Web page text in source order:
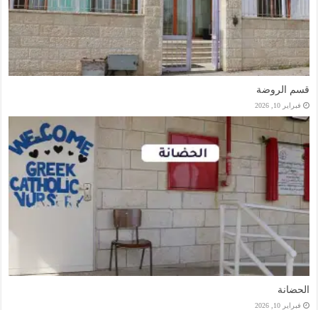
قسم الروضة
فبراير 10, 2026
الحضانة
فبراير 10, 2026